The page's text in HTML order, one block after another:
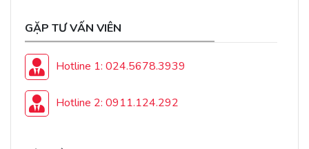
GẶP TƯ VẤN VIÊN
Hotline 1: 024.5678.3939
Hotline 2: 0911.124.292